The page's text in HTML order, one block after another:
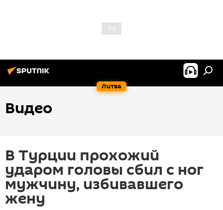
Литва
Видео
В Турции прохожий
ударом головы сбил с ног
мужчину, избивавшего
жену